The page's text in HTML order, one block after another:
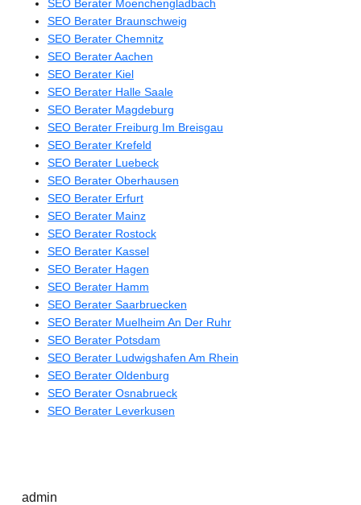
SEO Berater Moenchengladbach
SEO Berater Braunschweig
SEO Berater Chemnitz
SEO Berater Aachen
SEO Berater Kiel
SEO Berater Halle Saale
SEO Berater Magdeburg
SEO Berater Freiburg Im Breisgau
SEO Berater Krefeld
SEO Berater Luebeck
SEO Berater Oberhausen
SEO Berater Erfurt
SEO Berater Mainz
SEO Berater Rostock
SEO Berater Kassel
SEO Berater Hagen
SEO Berater Hamm
SEO Berater Saarbruecken
SEO Berater Muelheim An Der Ruhr
SEO Berater Potsdam
SEO Berater Ludwigshafen Am Rhein
SEO Berater Oldenburg
SEO Berater Osnabrueck
SEO Berater Leverkusen
admin